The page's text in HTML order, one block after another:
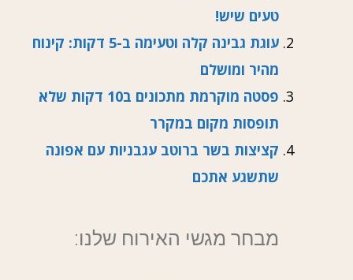
טעים שיש!
עוגת גבינה קלה וטעימה ב-5 דקות: קינוח
מהיר ומושלם
פסטה מוקרמת מתכונים ב10 דקות שלא
תופסות מקום במקרר
קציצות בשר ברוטב עגבניות עם אפונה
שתשגע אתכם
מבחר מגשי האירוח שלנו: